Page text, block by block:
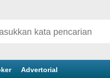
Advertorial